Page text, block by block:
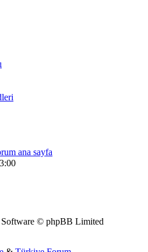
ana sayfa
© phpBB Limited